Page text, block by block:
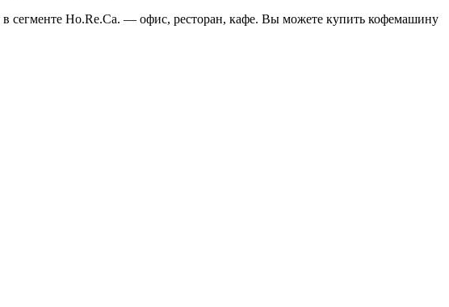
в сегменте Ho.Re.Ca. — офис, ресторан, кафе. Вы можете купить кофемашину